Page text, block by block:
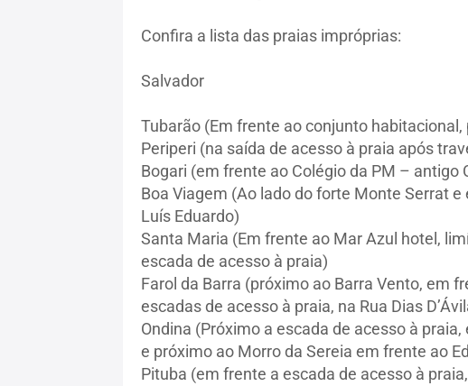
Confira a lista das praias impróprias:
Salvador
Tubarão (Em frente ao conjunto
Periperi (na saída de acesso à praia após
Bogari (em frente ao Colégio da PM – antigo
Boa Viagem (Ao lado do forte Monte Serrat
Luís Eduardo)
Santa Maria (Em frente ao Mar Azul hotel,
escada de acesso à praia)
Farol da Barra (próximo ao Barra Vento, em
escadas de acesso à praia, na Rua Dias
Ondina (Próximo a escada de acesso à
e próximo ao Morro da Sereia em frente ao
Pituba (em frente a escada de acesso à